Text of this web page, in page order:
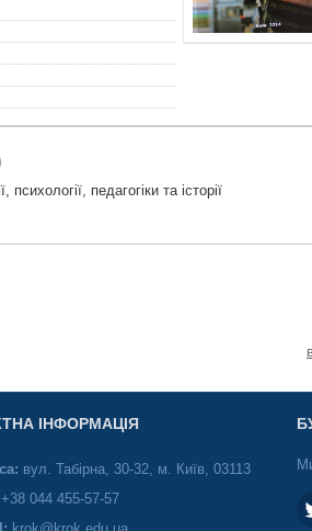
педагогіки та історії
ІНФОРМАЦІЯ
вул. Табірна, 30-32, м. Київ, 03113
+38 044 455-57-57